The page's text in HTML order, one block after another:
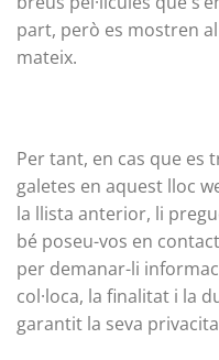
part, però es mostren
mateix.
Per tant, en cas que es
galetes en aquest lloc
la llista anterior, li
bé poseu-vos en
per demanar-li
col·loca, la finalitat i la
garantit la seva